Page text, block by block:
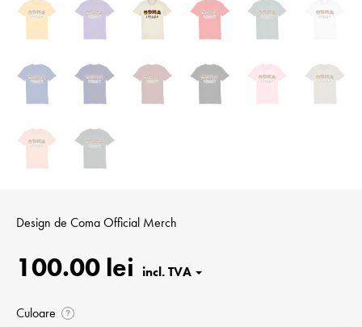
Design de Coma Official Merch
100.00 lei
Culoare ?